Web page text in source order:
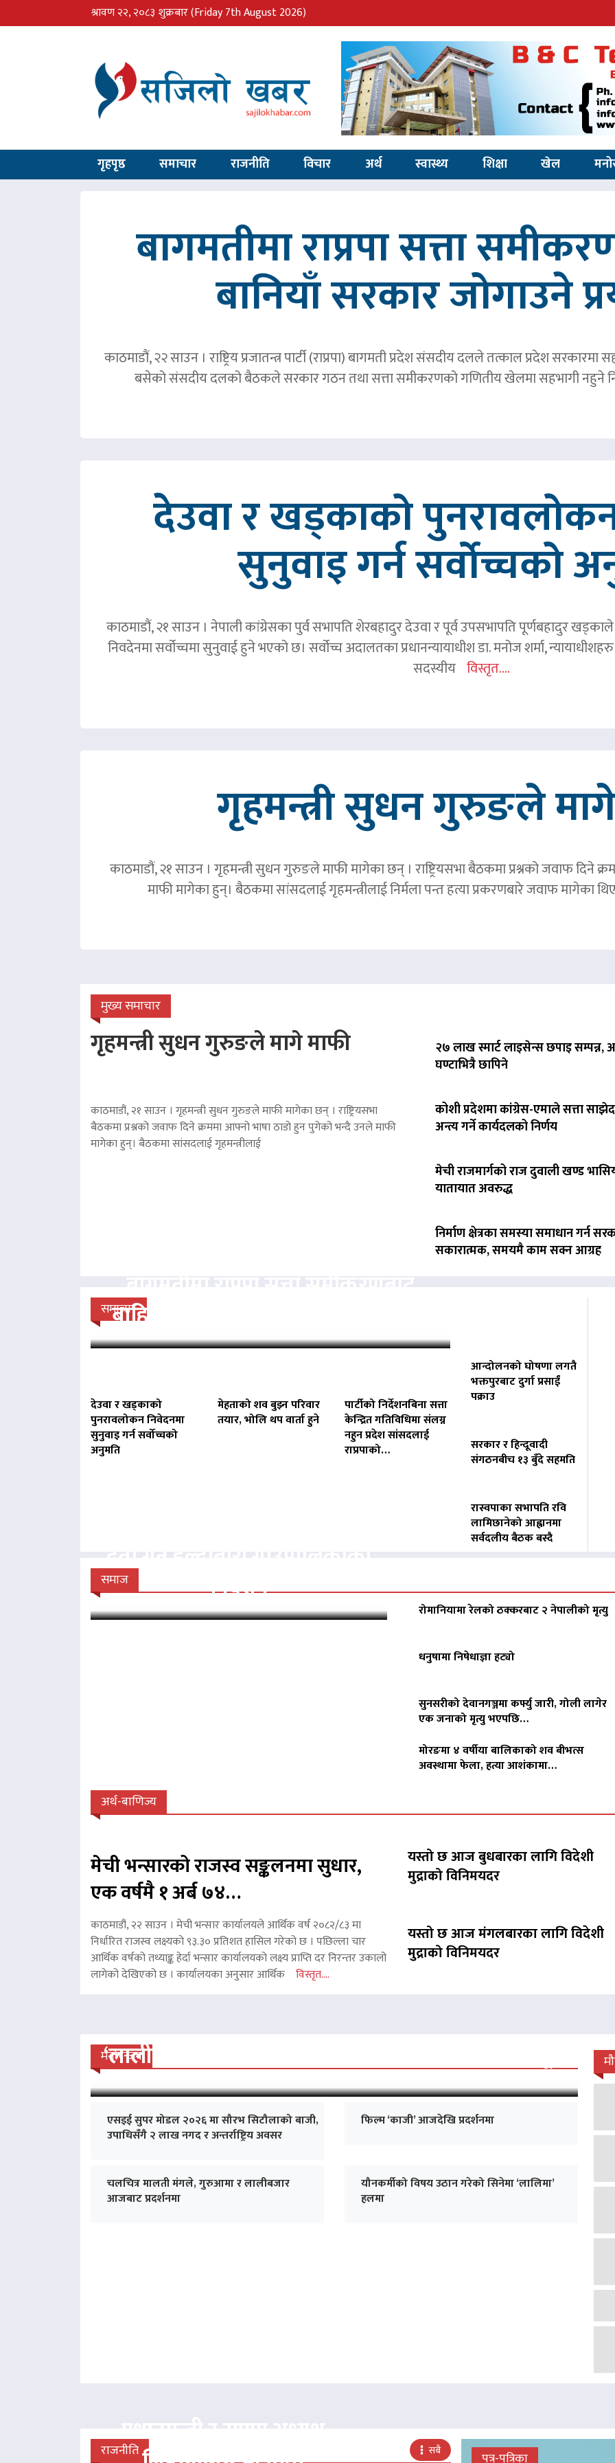
श्रावण २२, २०८३ शुक्रबार(Friday 7th August 2026)
गृहपृष्ठ समाचार राजनीति विचार अर्थ स्वास्थ्य शिक्षा खेल
बागमतीमा राप्रपा सत्ता
बानियाँ सरकार जोगाउने
काठमाडौं, २२ साउन । राष्ट्रिय प्रजातन्त्र पार्टी (राप्रपा) बागमती प्रदेश संसदीय दलले तत्काल प्रदेश
बसेको संसदीय दलको बैठकले सरकार गठन तथा सत्ता समीकरणको गणितीय खेलमा सहभागी नहुने
देउवा र खड्काको
सुनुवाइ गर्न सर्वोच्चको
काठमाडौं, २१ साउन । नेपाली कांग्रेसका पुर्व सभापति शेरबहादुर देउवा र पूर्व उपसभापति पूर्णबहादुर
निवदेनमा सर्वोच्चमा सुनुवाई हुने भएको छ। सर्वोच्च अदालतका प्रधानन्यायाधीश डा. मनोज शर्मा,
सदस्यीय विस्तृत....
गृहमन्त्री सुधन गुरुङले
काठमाडौं, २१ साउन । गृहमन्त्री सुधन गुरुङले माफी मागेका छन् । राष्ट्रियसभा बैठकमा प्रश्नको जवाफ दिने
माफी मागेका हुन्। बैठकमा सांसदलाई गृहमन्त्रीलाई निर्मला पन्त हत्या प्रकरणबारे जवाफ मागेका
मुख्य समाचार
गृहमन्त्री सुधन गुरुङले मागे माफी
काठमाडौं, २१ साउन । गृहमन्त्री सुधन गुरुङले माफी मागेका छन् । राष्ट्रियसभा
बैठकमा प्रश्नको जवाफ दिने क्रममा आफ्नो भाषा ठाडो हुन पुगेको भन्दै उनले माफी
मागेका हुन्। बैठकमा सांसदलाई गृहमन्त्रीलाई
२७ लाख स्मार्ट लाइसेन्स छपाइ सम्पन्न,
घण्टाभित्रै छापिने
कोशी प्रदेशमा कांग्रेस-एमाले सत्ता
अन्त्य गर्ने कार्यदलको निर्णय
मेची राजमार्गको राज दुवाली खण्ड
यातायात अवरुद्ध
निर्माण क्षेत्रका समस्या समाधान गर्न
सकारात्मक, समयमै काम सक्न आग्रह
समाचार
बाहिर, बानियाँ सरकार जोगाउने प्रयासमा
देउवा र खड्काको
पुनरावलोकन निवेदनमा
सुनुवाइ गर्न सर्वोच्चको
अनुमति
मेहताको शव बुझ्न परिवार
तयार, भोलि थप वार्ता हुने
पार्टीको निर्देशनबिना सत्ता
केन्द्रित गतिविधिमा संलग्न
नहुन प्रदेश सांसदलाई
राप्रपाको…
आन्दोलनको घोषणा लगतै
भक्तपुरबाट दुर्गा प्रसाईं
पक्राउ
सरकार र हिन्दूवादी
संगठनबीच १३ बुँदे सहमति
रास्वपाका सभापति रवि
लामिछानेको आह्वानमा
सर्वदलीय बैठक बस्दै
समाज
निर्देशन
रोमानियामा रेलको ठक्करबाट २ नेपालीको मृत्यु
धनुषामा निषेधाज्ञा हट्यो
सुनसरीको देवानगञ्जमा कर्फ्यु जारी, गोली लागेर
एक जनाको मृत्यु भएपछि…
मोरङमा ४ वर्षीया बालिकाको शव बीभत्स
अवस्थामा फेला, हत्या आशंकामा…
अर्थ-बाणिज्य
मेची भन्सारको राजस्व सङ्कलनमा सुधार,
एक वर्षमै १ अर्ब ७४…
काठमाडौं, २२ साउन । मेची भन्सार कार्यालयले आर्थिक वर्ष २०८२/८३ मा
निर्धारित राजस्व लक्ष्यको ९३.३० प्रतिशत हासिल गरेको छ । पछिल्ला चार
आर्थिक वर्षको तथ्याङ्क हेर्दा भन्सार कार्यालयको लक्ष्य प्राप्ति दर निरन्तर उकालो
लागेको देखिएको छ । कार्यालयका अनुसार आर्थिक विस्तृत....
यस्तो छ आज बुधबारका लागि विदेशी
मुद्राको विनिमयदर
यस्तो छ आज मंगलबारका लागि विदेशी
मुद्राको विनिमयदर
मनोरन्जन
‘लालीबजार’को सफल यात्रा जारी, प्रदर्शनको ५१औँ दिन पूरा
एसइई सुपर मोडल २०२६ मा सौरभ सिटौलाको बाजी,
उपाधिसँगै २ लाख नगद र अन्तर्राष्ट्रिय अवसर
फिल्म ‘काजी’ आजदेखि प्रदर्शनमा
चलचित्र मालती मंगले, गुरुआमा र लालीबजार
आजबाट प्रदर्शनमा
यौनकर्मीको विषय उठान गरेको सिनेमा ‘लालिमा’
हलमा
राजनीति सबै
प्रधानमन्त्री र राप्रपा अध्यक्ष